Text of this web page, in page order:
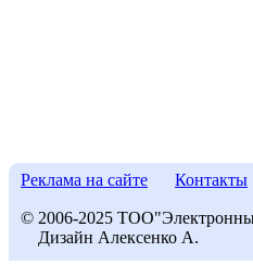
Реклама на сайте Контакты
© 2006-2025
Дизайн Алексенко А.